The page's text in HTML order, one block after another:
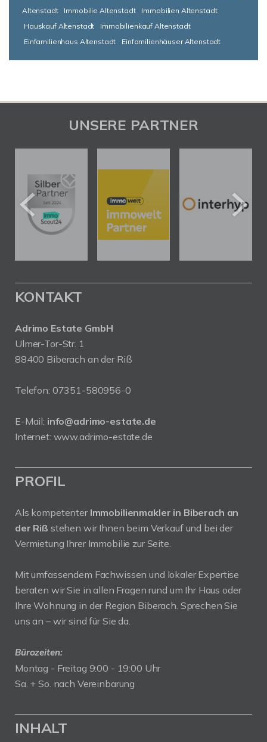
Altenstadt
Immobilie Altenstadt
Immobilien Altenstadt
Hauskauf Altenstadt
Immobilienkauf Altenstadt
Einfamilienhaus Altenstadt
Einfamilienhäuser Altenstadt
UNSERE PARTNER
KONTAKT
Adrimo Estate GmbH
Ulmer-Tor-Str. 1
88400 Biberach an der Riß
Telefon: 07351-580956-0
E-Mail: info@adrimo-estate.de
Internet: www.adrimo-estate.de
PROFIL
Als kompetenter Immobilienmakler in Biberach an
der Riß stehen wir Ihnen beim Verkauf und bei der
Vermietung Ihrer Immobilie zur Seite.
Mit umfassendem Fachwissen und lokaler Expertise
beraten wir Sie in allen Fragen rund um Ihr Haus oder
Ihre Wohnung in der Region Biberach. Sprechen Sie
uns an – wir sind für Sie da.
Bürozeiten:
Montag - Freitag 9:00 - 19:00 Uhr
Sa. + So. nach Vereinbarung
INHALT